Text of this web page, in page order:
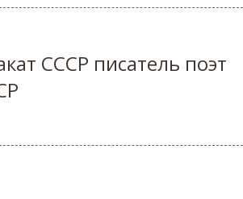
СССР писатель поэт